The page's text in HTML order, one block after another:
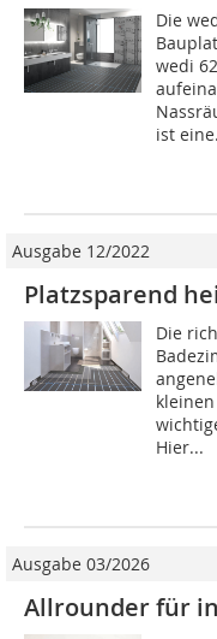
Die
wedi
ist
Ausgabe 12/2022
Platzsparend
Die
Hier...
Ausgabe 03/2026
Allrounder für